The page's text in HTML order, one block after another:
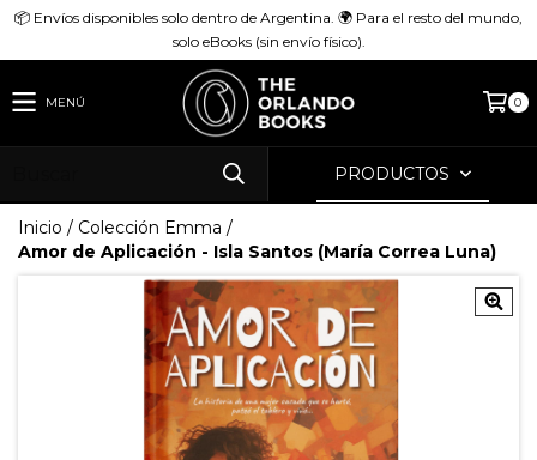
📦 Envíos disponibles solo dentro de Argentina. 🌍 Para el resto del mundo,
solo eBooks (sin envío físico).
MENÚ 0
PRODUCTOS
Inicio / Colección Emma /
Amor de Aplicación - Isla Santos (María Correa Luna)